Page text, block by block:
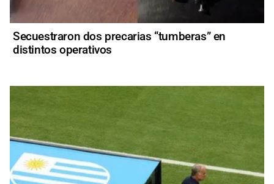
Secuestraron dos precarias “tumberas” en
distintos operativos